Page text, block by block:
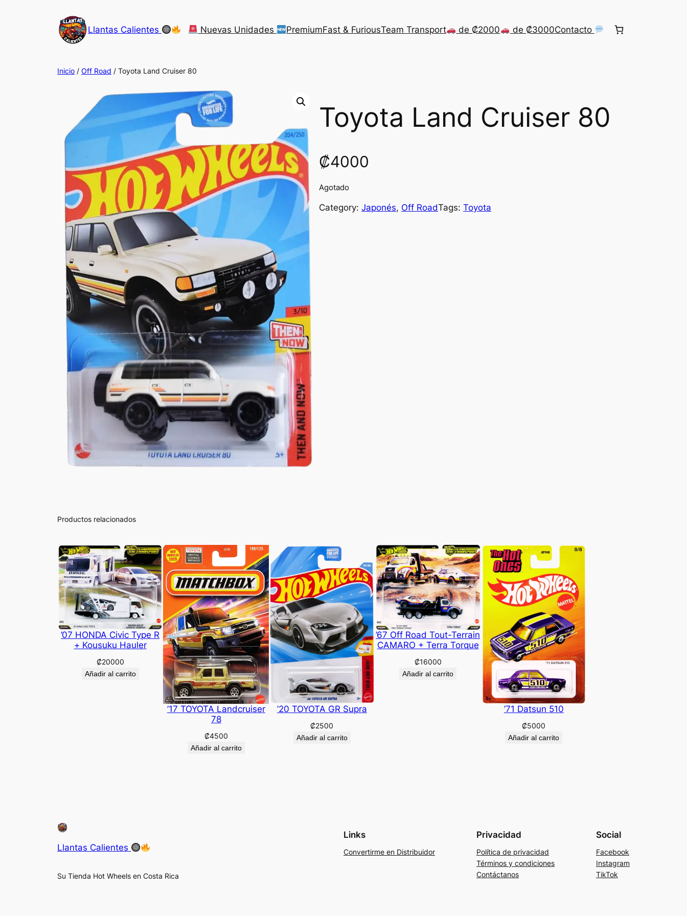
Llantas Calientes Nuevas Unidades PremiumFast & FuriousTeam Transport de ₡2000 de ₡3000Contacto
Inicio / Off Road / Toyota Land Cruiser 80
Toyota Land Cruiser 80
₡4000
Agotado
Category: Japonés, Off RoadTags: Toyota
Productos relacionados
’07 HONDA Civic Type R
+ Kousuku Hauler
₡20000
Añadir al carrito
’17 TOYOTA Landcruiser
78
₡4500
Añadir al carrito
’20 TOYOTA GR Supra
₡2500
Añadir al carrito
’67 Off Road Tout-Terrain
CAMARO + Terra Torque
₡16000
Añadir al carrito
’71 Datsun 510
₡5000
Añadir al carrito
Llantas Calientes
Su Tienda Hot Wheels en Costa Rica
Links
Convertirme en Distribuidor
Privacidad
Política de privacidad
Términos y condiciones
Contáctanos
Social
Facebook
Instagram
TikTok